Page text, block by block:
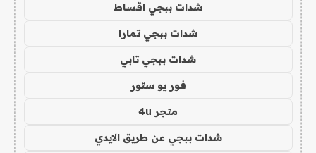
شدات ببجي اقساط
شدات ببجي تمارا
شدات ببجي تابي
فور يو ستور
متجر 4u
شدات ببجي عن طريق الايدي